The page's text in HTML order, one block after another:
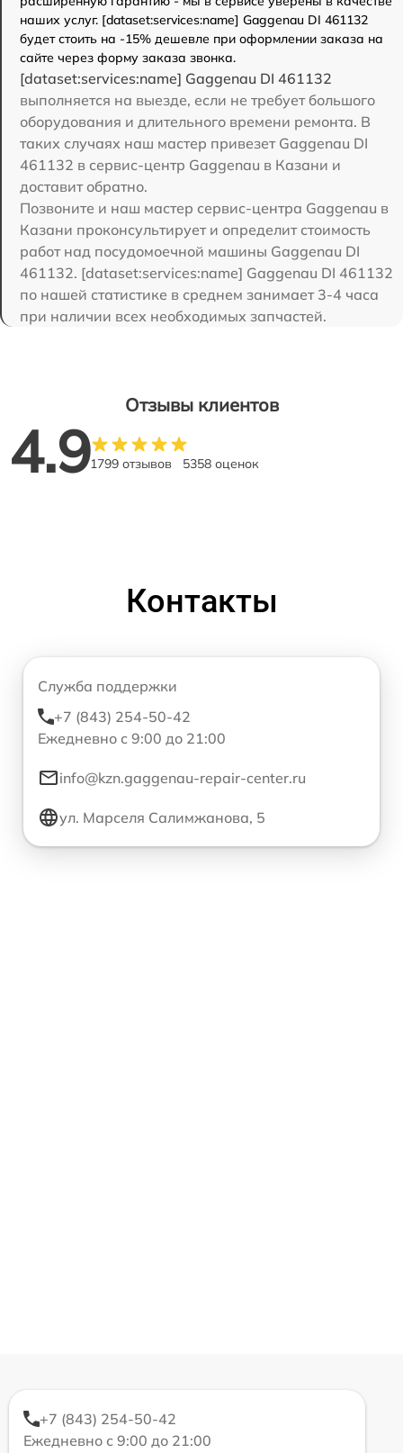
наших услуг. [dataset:services:name] Gaggenau DI 461132
будет стоить на -15% дешевле при оформлении заказа на
сайте через форму заказа звонка.
[dataset:services:name] Gaggenau DI 461132
выполняется на выезде, если не требует большого
оборудования и длительного времени ремонта. В
таких случаях наш мастер привезет Gaggenau DI
461132 в сервис-центр Gaggenau в Казани и
доставит обратно.
Позвоните и наш мастер сервис-центра Gaggenau в
Казани проконсультирует и определит стоимость
работ над посудомоечной машины Gaggenau DI
461132. [dataset:services:name] Gaggenau DI 461132
по нашей статистике в среднем занимает 3-4 часа
при наличии всех необходимых запчастей.
Отзывы клиентов
4.91799 отзывов 5358 оценок
Контакты
Служба поддержки
+7 (843) 254-50-42
Ежедневно с 9:00 до 21:00
info@kzn.gaggenau-repair-center.ru
ул. Марселя Салимжанова, 5
+7 (843) 254-50-42
Ежедневно с 9:00 до 21:00